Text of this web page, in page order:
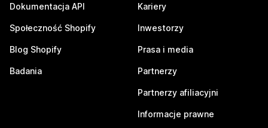
Dokumentacja API
Społeczność Shopify
Blog Shopify
Badania
Kariery
Inwestorzy
Prasa i media
Partnerzy
Partnerzy afiliacyjni
Informacje prawne